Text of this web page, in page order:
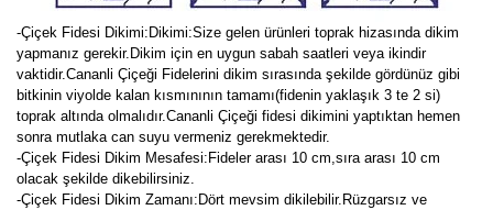
-Çiçek Fidesi Dikimi: Dikimi:Size gelen ürünleri toprak hizasında dikim
yapmanız gerekir.Dikim için en uygun sabah saatleri veya ikindir
vaktidir.Cananli Çiçeği Fidelerini dikim sırasında şekilde gördünüz gibi
bitkinin viyolde kalan kısmınının tamamı(fidenin yaklaşık 3 te 2 si)
toprak altında olmalıdır.Cananli Çiçeği fidesi dikimini yaptıktan hemen
sonra mutlaka can suyu vermeniz gerekmektedir.
-Çiçek Fidesi Dikim Mesafesi:Fideler arası 10 cm,sıra arası 10 cm
olacak şekilde dikebilirsiniz.
-Çiçek Fidesi Dikim Zamanı:Dört mevsim dikilebilir.Rüzgarsız ve